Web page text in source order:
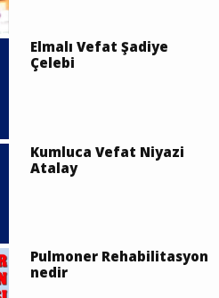
Elmalı Vefat Şadiye
Çelebi
Kumluca Vefat Niyazi
Atalay
Pulmoner Rehabilitasyon
nedir